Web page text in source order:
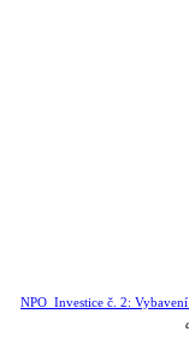
NPO_Investice č. 2: